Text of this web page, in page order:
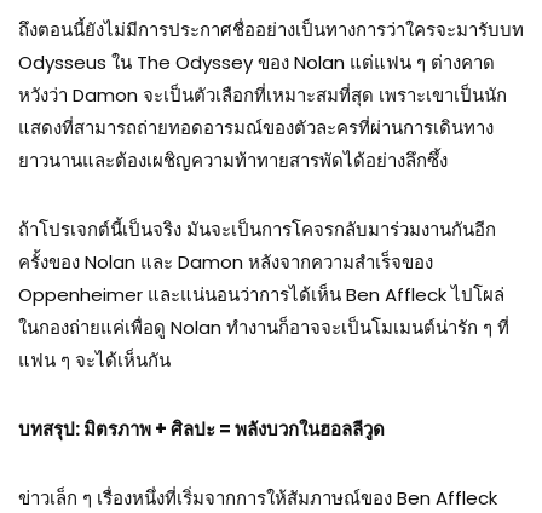
ถึงตอนนี้ยังไม่มีการประกาศชื่ออย่างเป็นทางการว่าใครจะมารับบท
Odysseus ใน The Odyssey ของ Nolan แต่แฟน ๆ ต่างคาด
หวังว่า Damon จะเป็นตัวเลือกที่เหมาะสมที่สุด เพราะเขาเป็นนัก
แสดงที่สามารถถ่ายทอดอารมณ์ของตัวละครที่ผ่านการเดินทาง
ยาวนานและต้องเผชิญความท้าทายสารพัดได้อย่างลึกซึ้ง
ถ้าโปรเจกต์นี้เป็นจริง มันจะเป็นการโคจรกลับมาร่วมงานกันอีก
ครั้งของ Nolan และ Damon หลังจากความสำเร็จของ
Oppenheimer และแน่นอนว่าการได้เห็น Ben Affleck ไปโผล่
ในกองถ่ายแค่เพื่อดู Nolan ทำงานก็อาจจะเป็นโมเมนต์น่ารัก ๆ ที่
แฟน ๆ จะได้เห็นกัน
บทสรุป: มิตรภาพ + ศิลปะ = พลังบวกในฮอลลีวูด
ข่าวเล็ก ๆ เรื่องหนึ่งที่เริ่มจากการให้สัมภาษณ์ของ Ben Affleck